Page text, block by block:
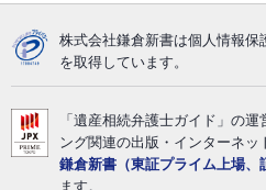
株式会社鎌倉新書は個人情報
を取得しています。
「遺産相続弁護士ガイド」の
ング関連の出版・インターネッ
鎌倉新書（東証プライム上場、
ます。